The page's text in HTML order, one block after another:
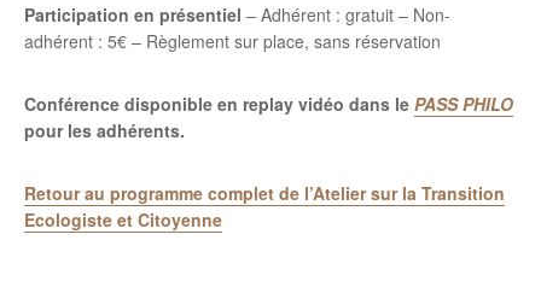
Participation en présentiel – Adhérent : gratuit – Non-
adhérent : 5€ – Règlement sur place, sans réservation
Conférence disponible en replay vidéo dans le PASS PHILO
pour les adhérents.
Retour au programme complet de l’Atelier sur la Transition
Ecologiste et Citoyenne